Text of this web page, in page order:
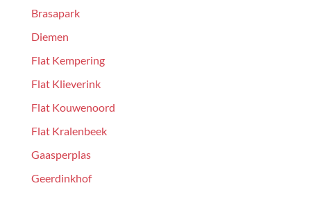
Brasapark
Diemen
Flat Kempering
Flat Klieverink
Flat Kouwenoord
Flat Kralenbeek
Gaasperplas
Geerdinkhof